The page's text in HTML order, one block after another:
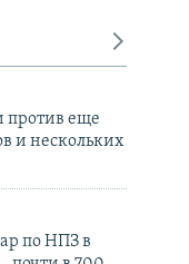
против еще
и нескольких
по НПЗ в